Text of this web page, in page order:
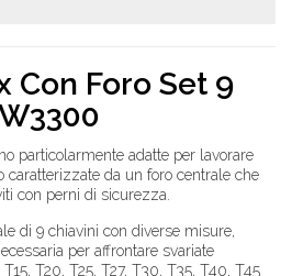
Con Foro Set 9
particolarmente adatte per lavorare
caratterizzate da un foro centrale che
con perni di sicurezza.
di 9 chiavini con diverse misure,
per affrontare svariate
T20, T25, T27, T30, T35, T40, T45